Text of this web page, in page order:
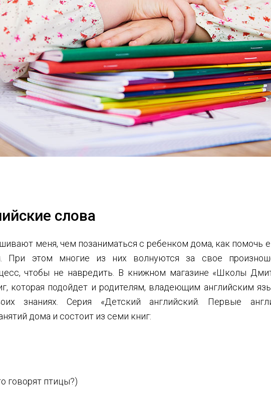
слова
меня, чем позаниматься с ребенком дома, как помочь
При этом многие из них волнуются за свое
чтобы не навредить. В книжном магазине «Школы
которая подойдет и родителям, владеющим английским
знаниях. Серия «Детский английский. Первые
дома и состоит из семи книг:
говорят птицы?)